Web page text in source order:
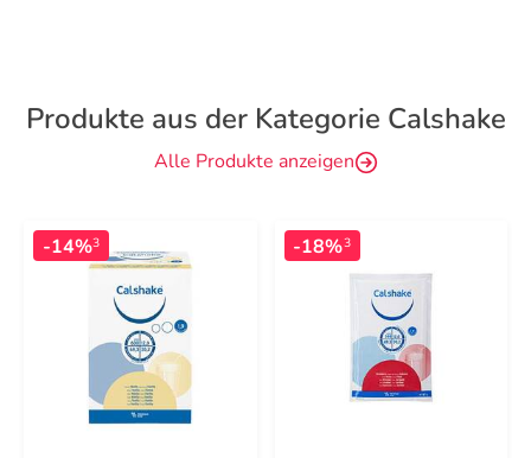
Produkte aus der Kategorie Calshake
Alle Produkte anzeigen
-14%3 -18%3